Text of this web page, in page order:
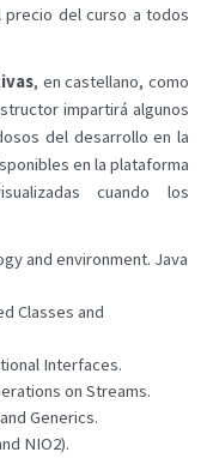
precio del curso a todos
, en castellano, como
impartirá algunos
del desarrollo en la
en la plataforma
cuando los
and environment. Java
Classes and
Interfaces.
on Streams.
Generics.
NIO2).